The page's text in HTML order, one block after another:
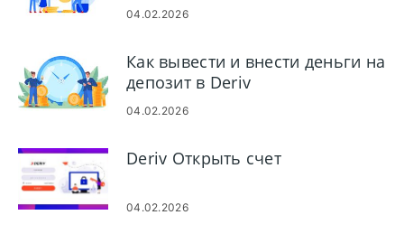
04.02.2026
Как вывести и внести деньги на
депозит в Deriv
04.02.2026
Deriv Открыть счет
04.02.2026